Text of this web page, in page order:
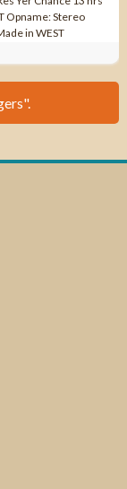
Opname: Stereo
in WEST